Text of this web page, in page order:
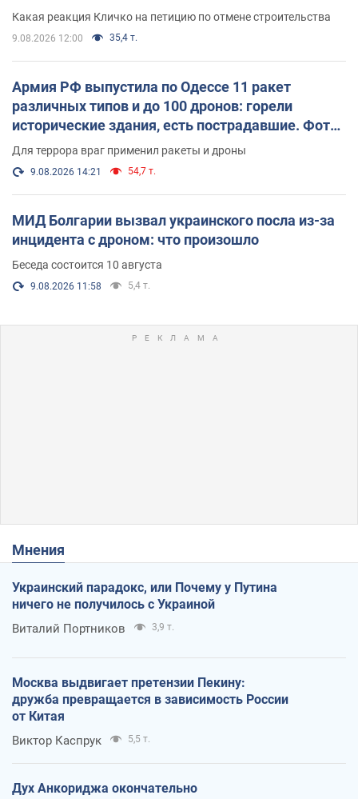
небоскреба "московского верующего"
Какая реакция Кличко на петицию по отмене строительства
9.08.2026 12:00 35,4 т.
Армия РФ выпустила по Одессе 11 ракет
различных типов и до 100 дронов: горели
исторические здания, есть пострадавшие. Фото
и видео
Для террора враг применил ракеты и дроны
9.08.2026 14:21 54,7 т.
МИД Болгарии вызвал украинского посла из-за
инцидента с дроном: что произошло
Беседа состоится 10 августа
9.08.2026 11:58 5,4 т.
Мнения
Украинский парадокс, или Почему у Путина
ничего не получилось с Украиной
Виталий Портников 3,9 т.
Москва выдвигает претензии Пекину:
дружба превращается в зависимость России
от Китая
Виктор Каспрук 5,5 т.
Дух Анкориджа окончательно